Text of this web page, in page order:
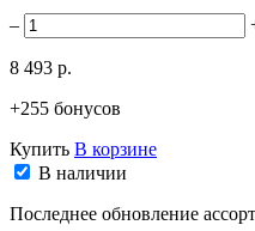
–
8 493 р.
+255 бонусов
Купить В корзине
В наличии
Последнее обновление